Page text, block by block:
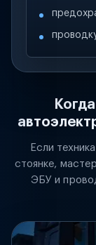
Если
стоянке,
ЭБУ и